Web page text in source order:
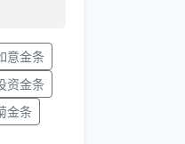
意金条
资金条
金条